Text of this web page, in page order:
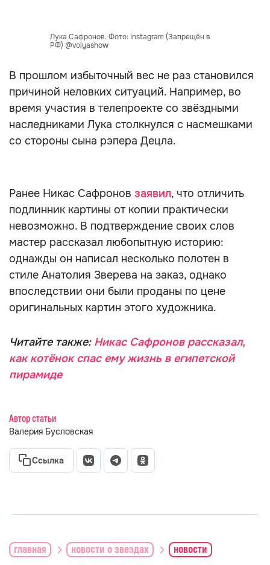
Лука Сафронов. Фото: Instagram (Запрещён в
РФ) @volyashow
В прошлом избыточный вес не раз становился
причиной неловких ситуаций. Например, во
время участия в телепроекте со звёздными
наследниками Лука столкнулся с насмешками
со стороны сына рэпера Децла.
Ранее Никас Сафронов заявил, что отличить
подлинник картины от копии практически
невозможно. В подтверждение своих слов
мастер рассказал любопытную историю:
однажды он написал несколько полотен в
стиле Анатолия Зверева на заказ, однако
впоследствии они были проданы по цене
оригинальных картин этого художника.
Читайте также: Никас Сафронов рассказал,
как котёнок спас ему жизнь в египетской
пирамиде
Автор статьи
Валерия Бусловская
Ссылка
главная новости о звездах новости